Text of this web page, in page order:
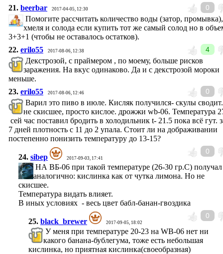
0
21. beerbar 2017-04-05, 12:30
Помогите рассчитать количество воды (затор, промывка),
хмеля и солода если купить тот же самый солод но в
3+3+1 (чтобы не оставалось остатков).
4
22. erilo55 2017-08-06, 12:38
Декстрозой, с праймером , по моему, больше рисков
заражения. На вкус одинаково. Да и с декстрозой мороки
меньше.
0
23. erilo55 2017-08-06, 12:46
Варил это пиво в июле. Кисляк получился- скулы сводит.
не скисшее, просто кислое. дрожжи wb-06. Температура
сей час поставил бродить в холодильник t- 21.5 пока всё гут.
7 дней плотность с 11 до 2 упала. Стоит ли на дображивании
постепенно понизить температуру до 13-15?
0
24. sibep 2017-09-03, 17:41
НА ВБ-06 при такой температуре (26-30 гр.С) получал
аналогично: кислинка как от чутка лимона. Но не
скисшее.
Температура видать влияет.
В иных условиях - весь цвет бабл-банан-гвоздика
0
25. black_brewer 2017-09-05, 18:02
У меня при температуре 20-23 на WB-06 нет ни
какого банана-бублегума, тоже есть небольшая
кислинка, но приятная кислинка(своеобразная)